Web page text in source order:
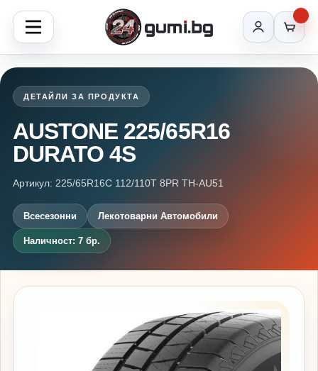
ДЕТАЙЛИ ЗА ПРОДУКТА
AUSTONE 225/65R16
DURATO 4S
Артикул: 225/65R16C 112/110T 8PR TH-AU51
Всесезонни Лекотоварни Автомобили
Наличност: 7 бр.